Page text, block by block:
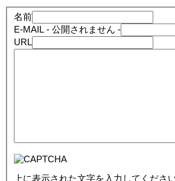
名前
E-MAIL - 公開されません -
URL
上に表示された文字を入力してください